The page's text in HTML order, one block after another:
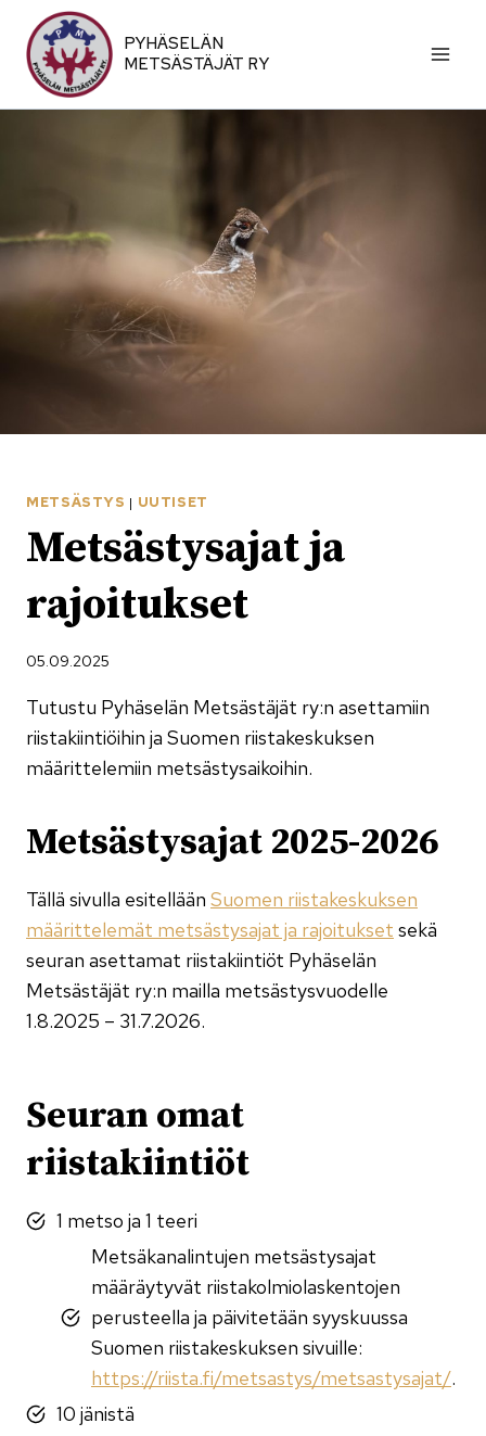
sisältöön
PYHÄSELÄN
METSÄSTÄJÄT RY
METSÄSTYS | UUTISET
Metsästysajat ja
rajoitukset
05.09.2025
Tutustu Pyhäselän Metsästäjät ry:n asettamiin
riistakiintiöihin ja Suomen riistakeskuksen
määrittelemiin metsästysaikoihin.
Metsästysajat 2025-2026
Tällä sivulla esitellään Suomen riistakeskuksen
määrittelemät metsästysajat ja rajoitukset sekä
seuran asettamat riistakiintiöt Pyhäselän
Metsästäjät ry:n mailla metsästysvuodelle
1.8.2025 – 31.7.2026.
Seuran omat
riistakiintiöt
1 metso ja 1 teeri
Metsäkanalintujen metsästysajat
määräytyvät riistakolmiolaskentojen
perusteella ja päivitetään syyskuussa
Suomen riistakeskuksen sivuille:
https://riista.fi/metsastys/metsastysajat/.
10 jänistä